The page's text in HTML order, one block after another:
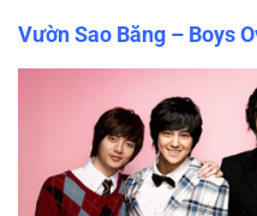
Vườn Sao Băng – Boys